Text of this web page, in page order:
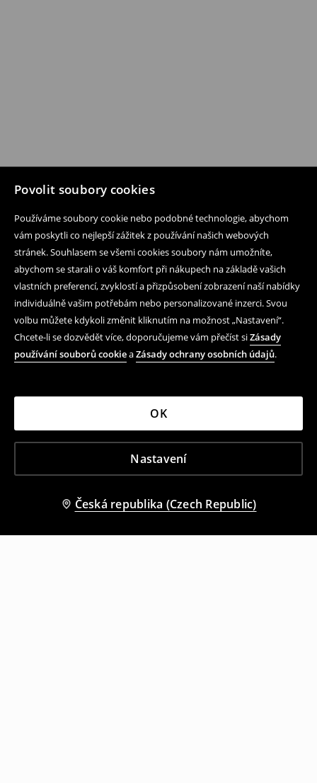
Povolit soubory cookies
Používáme soubory cookie nebo podobné technologie, abychom
vám poskytli co nejlepší zážitek z používání našich webových
stránek. Souhlasem se všemi cookies soubory nám umožníte,
abychom se starali o váš komfort při nákupech na základě vašich
vlastních preferencí, zvyklostí a přizpůsobení zobrazení naší nabídky
individuálně vašim potřebám nebo personalizované inzerci. Svou
volbu můžete kdykoli změnit kliknutím na možnost „Nastavení“.
Chcete-li se dozvědět více, doporučujeme vám přečíst siZásady
používání souborů cookieaZásady ochrany osobních údajů.
Nastavení
OK
Česká republika (Czech Republic)